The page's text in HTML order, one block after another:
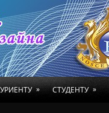
» СТУДЕНТУ »